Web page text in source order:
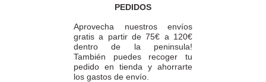
PEDIDOS
Aprovecha nuestros envíos
gratis a partir de 75€ a 120€
dentro de la peninsula!
También puedes recoger tu
pedido en tienda y ahorrarte
los gastos de envío.